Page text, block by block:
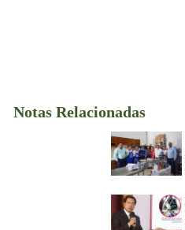
Notas Relacionadas